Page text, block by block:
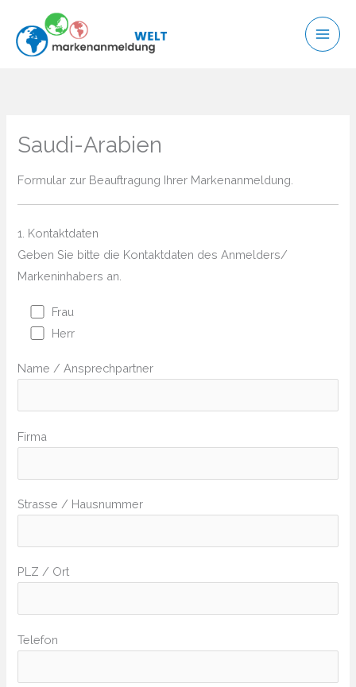
Inhalt
springen
Saudi-Arabien
Formular zur Beauftragung Ihrer Markenanmeldung.
1. Kontaktdaten
Geben Sie bitte die Kontaktdaten des Anmelders/
Markeninhabers an.
Frau
Herr
Name / Ansprechpartner
Firma
Strasse / Hausnummer
PLZ / Ort
Telefon